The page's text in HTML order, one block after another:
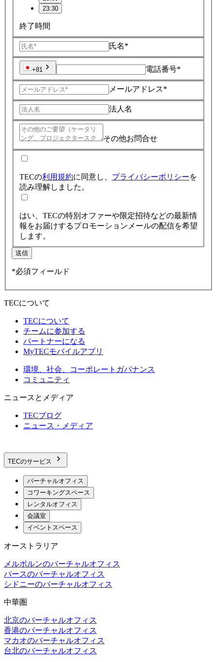
23:30
終了時間
氏名*
+81 電話番号*
メールアドレス*
法人名
その他お問合せ
TECの利用規約に同意し、 プライバシーポリシーを
読み理解しました。
はい、TECの特別オファーや限定招待などの最新情
報をお届けするプロモーションメールの配信を希望
します。
送信
*必須フィールド
TECについて
TECについて
チームに参加する
パートナーになる
MyTECモバイルアプリ
環境、社会、コーポレートガバナンス
コミュニティ
ニュースとメディア
TECブログ
ニュース・メディア
TECのサービス
バーチャルオフィス
コワーキングスペース
レンタルオフィス
会議室
イベントスペース
オーストラリア
メルボルンのバーチャルオフィス
パースのバーチャルオフィス
シドニーのバーチャルオフィス
中華圏
北京のバーチャルオフィス
香港のバーチャルオフィス
マカオのバーチャルオフィス
台北のバーチャルオフィス